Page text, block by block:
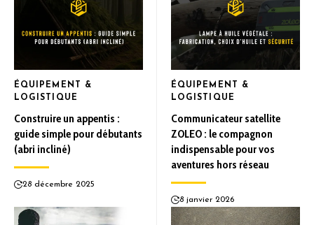
ÉQUIPEMENT &
LOGISTIQUE
Construire un appentis :
guide simple pour débutants
(abri incliné)
28 décembre 2025
ÉQUIPEMENT &
LOGISTIQUE
Communicateur satellite
ZOLEO : le compagnon
indispensable pour vos
aventures hors réseau
8 janvier 2026